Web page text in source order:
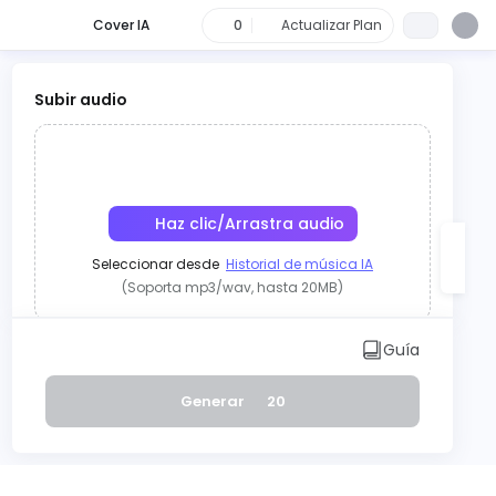
Cover IA 0 Actualizar Plan
Subir audio
Haz clic/Arrastra audio
Seleccionar desde Historial de música IA
(Soporta mp3/wav, hasta 20MB)
Grabar
Guía
Generar 20